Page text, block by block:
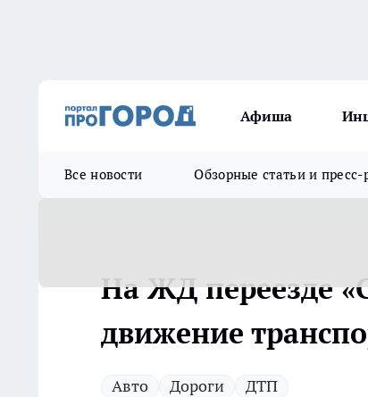
Афиша
Все новости Обзорные статьи и пресс-
На ЖД переезде
движение
Авто Дороги ДТП